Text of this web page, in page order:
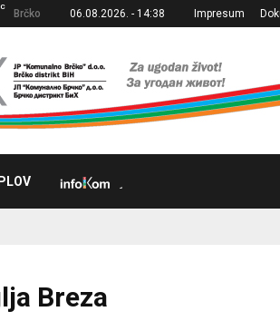
C
Brčko 06.08.2026. - 14:38 Impresum
Breza